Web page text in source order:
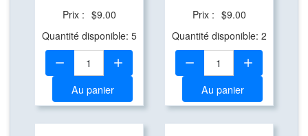
Prix : $9.00
Quantité disponible: 5
Quantité:
Au panier
Prix : $9.00
Quantité disponible: 2
Quantité:
Au panier